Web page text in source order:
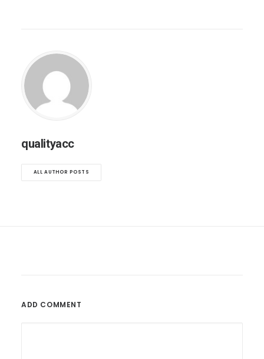
qualityacc
ALL AUTHOR POSTS
ADD COMMENT